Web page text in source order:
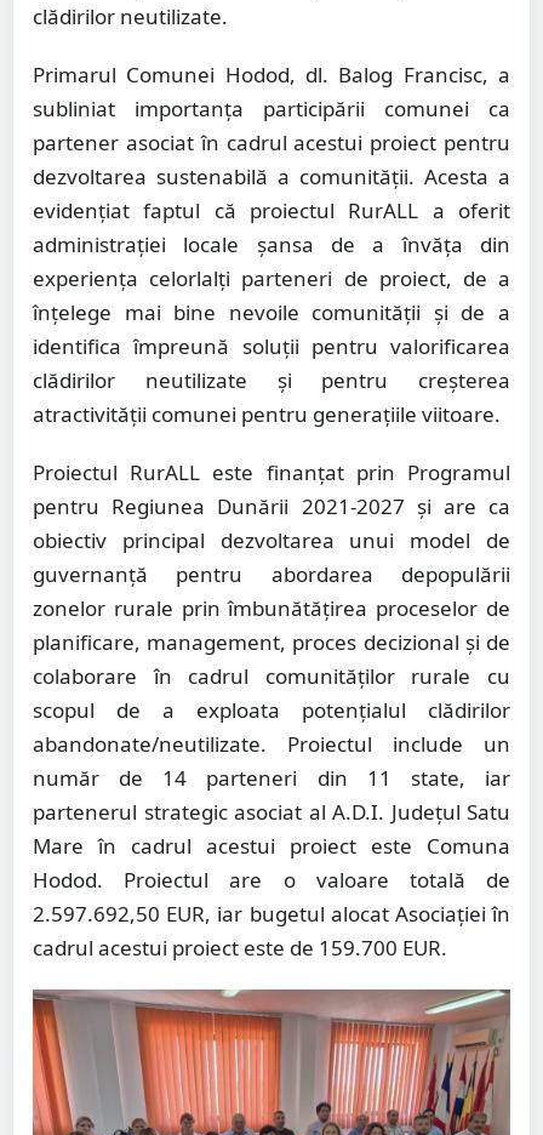
clădirilor neutilizate.
Primarul Comunei Hodod, dl. Balog Francisc, a
subliniat importanța participării comunei ca
partener asociat în cadrul acestui proiect pentru
dezvoltarea sustenabilă a comunității. Acesta a
evidențiat faptul că proiectul RurALL a oferit
administrației locale șansa de a învăța din
experiența celorlalți parteneri de proiect, de a
înțelege mai bine nevoile comunității și de a
identifica împreună soluții pentru valorificarea
clădirilor neutilizate și pentru creșterea
atractivității comunei pentru generațiile viitoare.
Proiectul RurALL este finanțat prin Programul
pentru Regiunea Dunării 2021-2027 și are ca
obiectiv principal dezvoltarea unui model de
guvernanță pentru abordarea depopulării
zonelor rurale prin îmbunătățirea proceselor de
planificare, management, proces decizional și de
colaborare în cadrul comunităților rurale cu
scopul de a exploata potențialul clădirilor
abandonate/neutilizate. Proiectul include un
număr de 14 parteneri din 11 state, iar
partenerul strategic asociat al A.D.I. Județul Satu
Mare în cadrul acestui proiect este Comuna
Hodod. Proiectul are o valoare totală de
2.597.692,50 EUR, iar bugetul alocat Asociației în
cadrul acestui proiect este de 159.700 EUR.